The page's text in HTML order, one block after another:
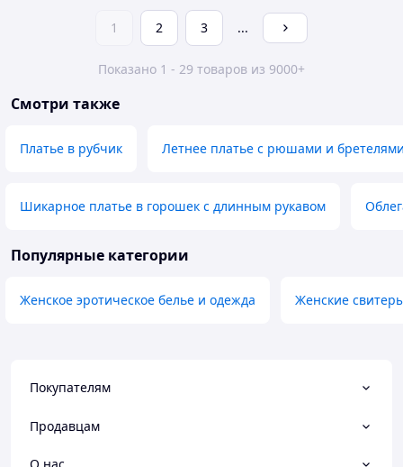
1 2 3 ...
Показано 1 - 29 товаров из 9000+
Смотри также
Платье в рубчик Летнее платье с рюшами и
Шикарное платье в горошек с длинным рукавом
Популярные категории
Женское эротическое белье и одежда Женские
Покупателям
Продавцам